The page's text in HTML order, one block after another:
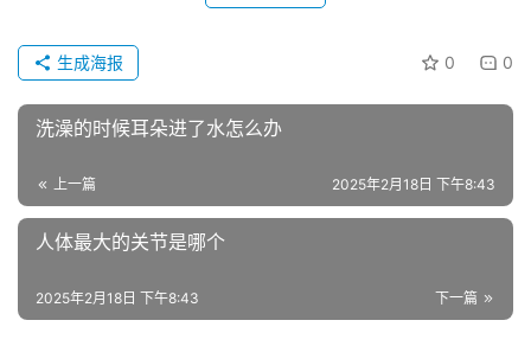
0 0
生成海报
洗澡的时候耳朵进了水怎么办
上一篇 2025年2月18日 下午8:43
人体最大的关节是哪个
下一篇
2025年2月18日 下午8:43